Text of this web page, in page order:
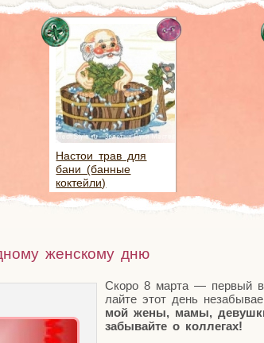
Настои трав для
бани (банные
коктейли)
женскому дню
Ско­ро 8 мар­та — пер­вый
лай­те этот день
мой жены, мамы,
забы­вай­те о коллегах!